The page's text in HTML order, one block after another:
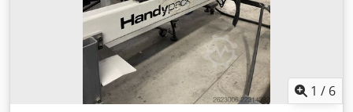
1 / 6